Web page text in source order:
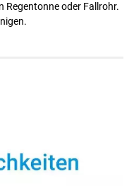
Regentonne oder Fallrohr.